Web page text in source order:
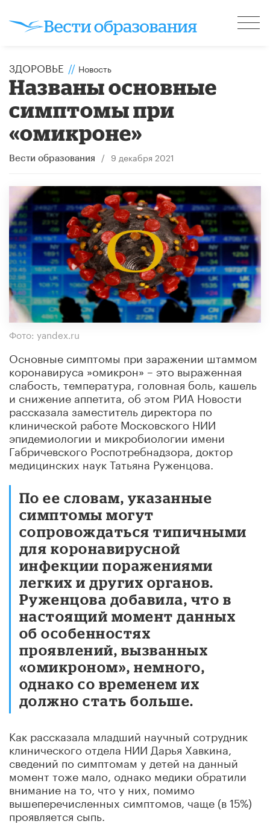
ЗДОРОВЬЕ // Новость
Названы основные
симптомы при
«омикроне»
Вести образования / 9 декабря 2021
Фото: yandex.ru
Основные симптомы при заражении штаммом
коронавируса »омикрон» – это выраженная
слабость, температура, головная боль, кашель
и снижение аппетита, об этом РИА Новости
рассказала заместитель директора по
клинической работе Московского НИИ
эпидемиологии и микробиологии имени
Габричевского Роспотребнадзора, доктор
медицинских наук Татьяна Руженцова.
По ее словам, указанные
симптомы могут
сопровождаться типичными
для коронавирусной
инфекции поражениями
легких и других органов.
Руженцова добавила, что в
настоящий момент данных
об особенностях
проявлений, вызванных
«омикроном», немного,
однако со временем их
должно стать больше.
Как рассказала младший научный сотрудник
клинического отдела НИИ Дарья Хавкина,
сведений по симптомам у детей на данный
момент тоже мало, однако медики обратили
внимание на то, что у них, помимо
вышеперечисленных симптомов, чаще (в 15%)
проявляется сыпь.